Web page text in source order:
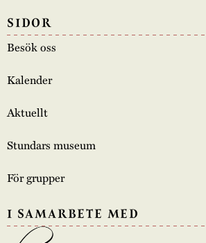
SIDOR
Besök oss
Kalender
Aktuellt
Stundars museum
För grupper
I SAMARBETE MED